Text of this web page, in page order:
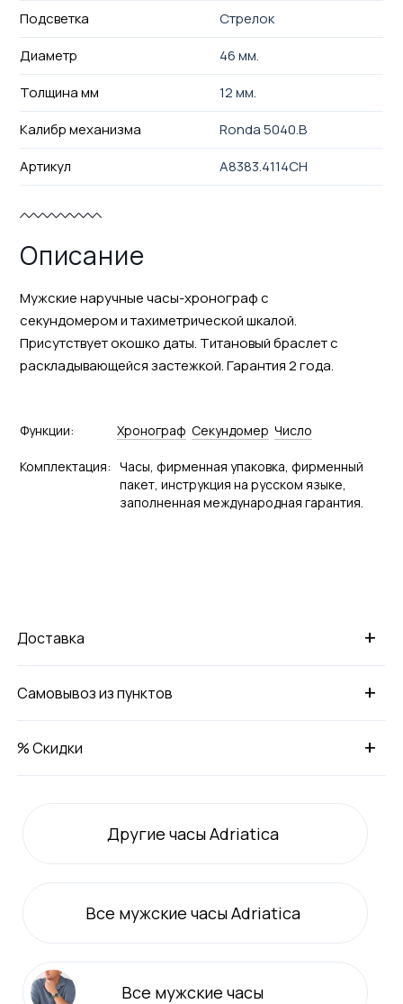
Подсветка
Стрелок
Диаметр
46 мм.
Толщина мм
12 мм.
Калибр механизма
Ronda 5040.B
Артикул
A8383.4114CH
Описание
Мужские наручные часы-хронограф с
секундомером и тахиметрической шкалой.
Присутствует окошко даты. Титановый браслет с
раскладывающейся застежкой. Гарантия 2 года.
Функции: Хронограф Секундомер Число
Комплектация: Часы, фирменная упаковка, фирменный
пакет, инструкция на русском языке,
заполненная международная гарантия.
+
Доставка
+
Самовывоз из пунктов
+
% Скидки
Другие часы Adriatica
Все мужские часы Adriatica
Все мужские часы